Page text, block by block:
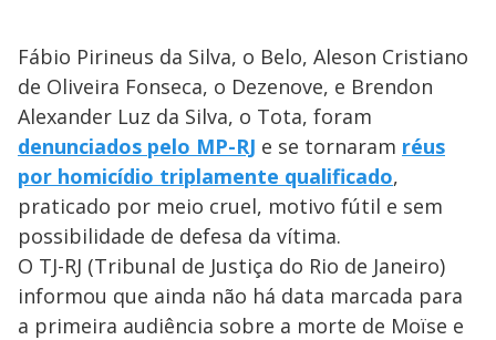
Fábio Pirineus da Silva, o Belo, Aleson Cristiano
de Oliveira Fonseca, o Dezenove, e Brendon
Alexander Luz da Silva, o Tota, foram
denunciados pelo MP-RJ e se tornaram réus
por homicídio triplamente qualificado,
praticado por meio cruel, motivo fútil e sem
possibilidade de defesa da vítima.
O TJ-RJ (Tribunal de Justiça do Rio de Janeiro)
informou que ainda não há data marcada para
a primeira audiência sobre a morte de Moïse e